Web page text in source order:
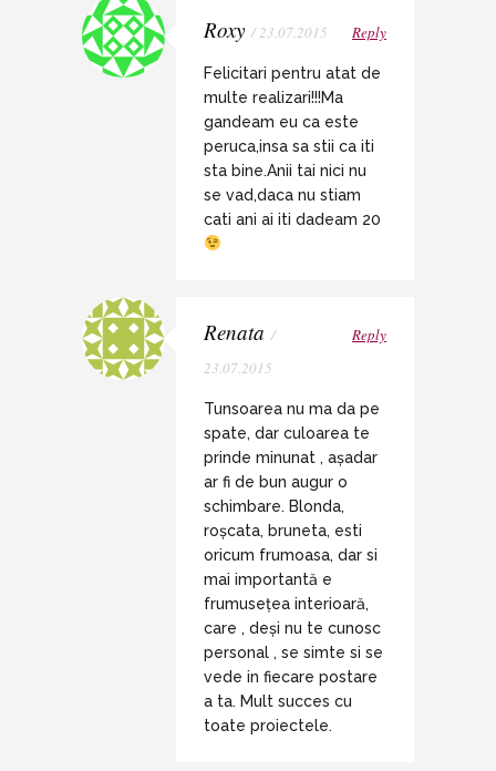
Roxy / 23.07.2015 Reply
Felicitari pentru atat de
multe realizari!!!Ma
gandeam eu ca este
peruca,insa sa stii ca iti
sta bine.Anii tai nici nu
se vad,daca nu stiam
cati ani ai iti dadeam 20
Renata /
23.07.2015
Reply
Tunsoarea nu ma da pe
spate, dar culoarea te
prinde minunat , așadar
ar fi de bun augur o
schimbare. Blonda,
roșcata, bruneta, esti
oricum frumoasa, dar si
mai importantă e
frumusețea interioară,
care , deși nu te cunosc
personal , se simte si se
vede in fiecare postare
a ta. Mult succes cu
toate proiectele.